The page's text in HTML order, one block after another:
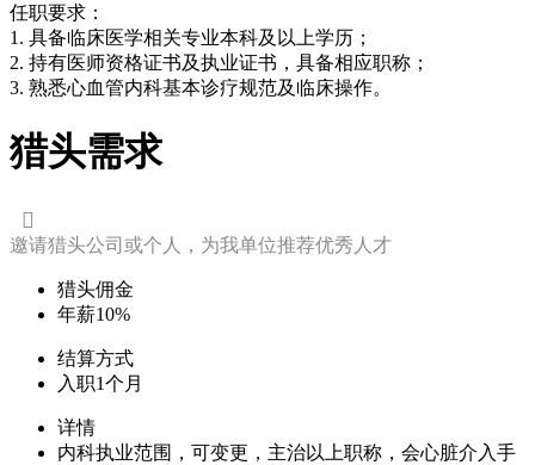
任职要求：
1. 具备临床医学相关专业本科及以上学历；
2. 持有医师资格证书及执业证书，具备相应职称；
3. 熟悉心血管内科基本诊疗规范及临床操作。
猎头需求

邀请猎头公司或个人，为我单位推荐优秀人才
猎头佣金
年薪10%
结算方式
入职1个月
详情
内科执业范围，可变更，主治以上职称，会心脏介入手